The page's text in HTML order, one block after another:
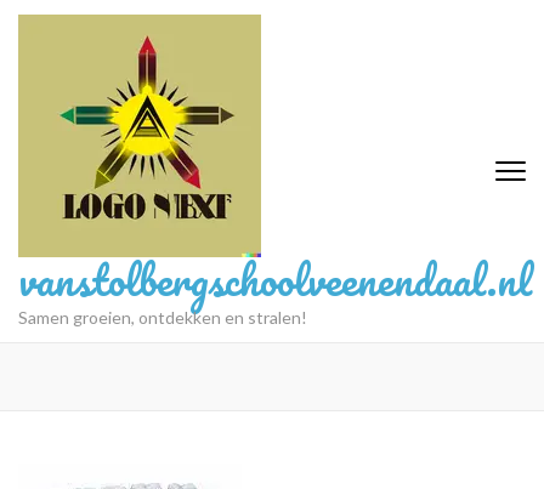
Ga
vanstolbergschoolveenendaal.nl
Samen groeien, ontdekken en stralen!